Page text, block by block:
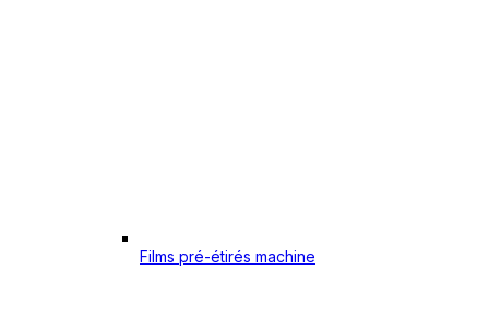
Films pré-étirés machine